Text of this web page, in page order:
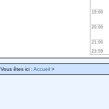
19:00
20:00
21:00
23:59
Vous êtes ici : Accueil >